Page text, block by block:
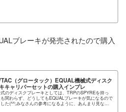
ブレーキが発売されたので購入
（グロータック）EQUAL機械式ディスク
キャリパーセットの購入インプレ
のディスクブレーキとしては、TRPのSPYREを持っ
関わらず、どうしてもEQUALブレーキが気になるので
た(^^;みなさんの参考になるように、あんまり見ない